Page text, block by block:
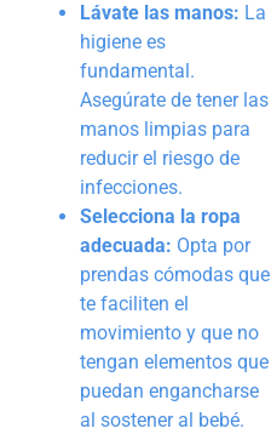
Lávate las manos: La
higiene es
fundamental.
Asegúrate de tener las
manos limpias para
reducir el riesgo de
infecciones.
Selecciona la ropa
adecuada: Opta por
prendas cómodas que
te faciliten el
movimiento y que no
tengan elementos que
puedan engancharse
al sostener al bebé.